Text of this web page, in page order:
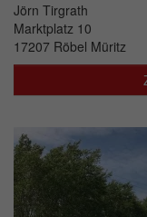
Jörn Tirgrath
Marktplatz 10
17207 Röbel Müritz